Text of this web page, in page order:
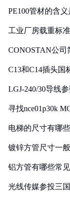
PE100管材的含义
工业厂房载重标
CONOSTAN公司
C13和C14插头国
LGJ-240/30导线
寻找nce01p30k
电梯的尺寸有哪
镀锌方管尺寸一
铝方管有哪些常
光线传媒参投三